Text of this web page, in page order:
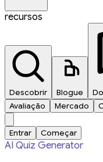
recursos
Descobrir Blogue
Avaliação
Mercado
Entrar Começar
AI Quiz Generator